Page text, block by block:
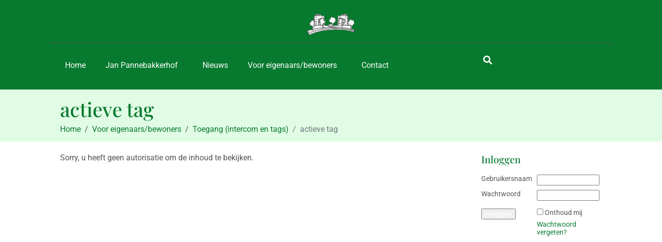
Home Jan Pannebakkerhof Nieuws Voor eigenaars/bewoners Contact
actieve tag
Home Voor eigenaars/bewoners Toegang (intercom en tags) actieve tag
Sorry, u heeft geen autorisatie om de inhoud te bekijken. Inloggen
Gebruikersnaam
Wachtwoord
Onthoud mij
Wachtwoord
vergeten?